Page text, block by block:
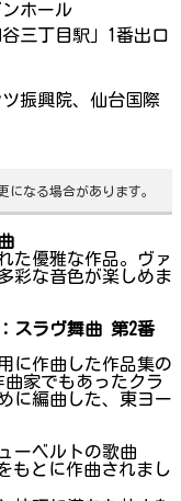
ホール
三丁目駅」1番出口
振興院、仙台国際
なる場合があります。
た優雅な作品。ヴァ
彩な音色が楽しめま
スラヴ舞曲 第2番
に作曲した作品集の
家でもあったクラ
に編曲した、東ヨー
ーベルトの歌曲
もとに作曲されまし